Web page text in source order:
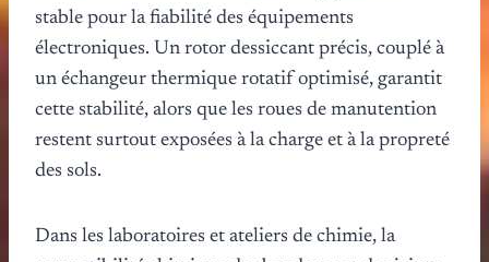
stable pour la fiabilité des équipements
électroniques. Un rotor dessiccant précis, couplé à
un échangeur thermique rotatif optimisé, garantit
cette stabilité, alors que les roues de manutention
restent surtout exposées à la charge et à la propreté
des sols.
Dans les laboratoires et ateliers de chimie, la